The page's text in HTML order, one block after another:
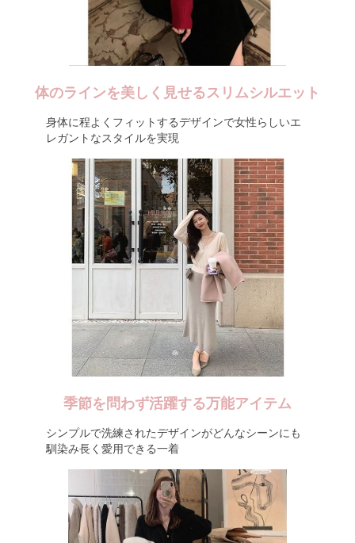
体のラインを美しく見せるスリムシルエット
身体に程よくフィットするデザインで女性らしいエ
レガントなスタイルを実現
季節を問わず活躍する万能アイテム
シンプルで洗練されたデザインがどんなシーンにも
馴染み長く愛用できる一着